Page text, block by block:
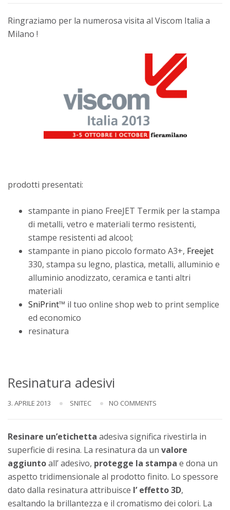
Ringraziamo per la numerosa visita al Viscom Italia a
Milano !
prodotti presentati:
stampante in piano FreeJET Termik per la stampa
di metalli, vetro e materiali termo resistenti,
stampe resistenti ad alcool;
stampante in piano piccolo formato A3+, Freejet
330, stampa su legno, plastica, metalli, alluminio e
alluminio anodizzato, ceramica e tanti altri
materiali
SniPrint™ il tuo online shop web to print semplice
ed economico
resinatura
Resinatura adesivi
3. APRILE 2013 SNITEC NO COMMENTS
Resinare un’etichetta adesiva significa rivestirla in
superficie di resina. La resinatura da un valore
aggiuntoall’ adesivo, protegge la stampa e dona un
aspetto tridimensionale al prodotto finito. Lo spessore
dato dalla resinatura attribuisce l’ effetto 3D,
esaltando la brillantezza e il cromatismo dei colori. La